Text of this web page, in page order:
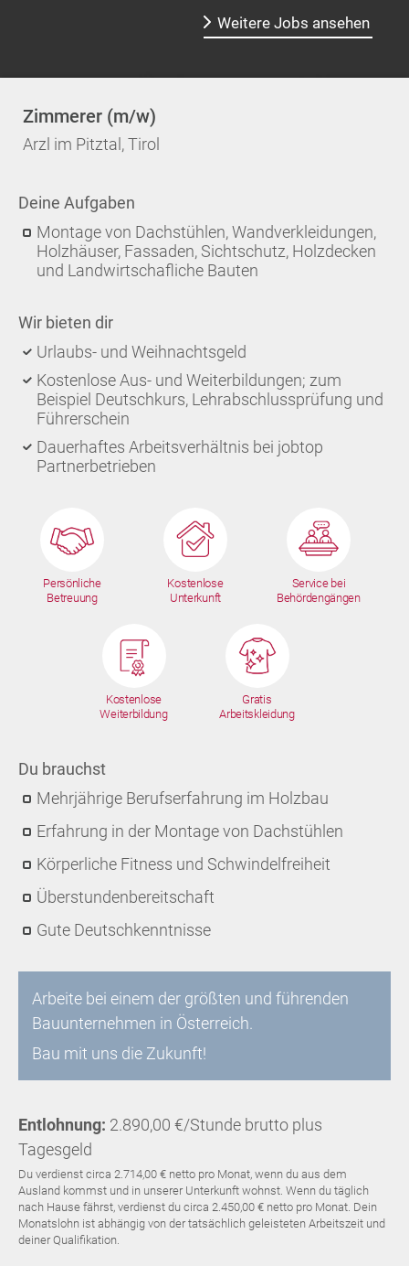
Weitere Jobs ansehen
Zimmerer (m/w)
Arzl im Pitztal, Tirol
Deine Aufgaben
Montage von Dachstühlen, Wandverkleidungen,
Holzhäuser, Fassaden, Sichtschutz, Holzdecken
und Landwirtschafliche Bauten
Wir bieten dir
Urlaubs- und Weihnachtsgeld
Kostenlose Aus- und Weiterbildungen; zum
Beispiel Deutschkurs, Lehrabschlussprüfung und
Führerschein
Dauerhaftes Arbeitsverhältnis bei jobtop
Partnerbetrieben
Persönliche
Betreuung
Kostenlose
Unterkunft
Service bei
Behördengängen
Kostenlose
Weiterbildung
Gratis
Arbeitskleidung
Du brauchst
Mehrjährige Berufserfahrung im Holzbau
Erfahrung in der Montage von Dachstühlen
Körperliche Fitness und Schwindelfreiheit
Überstundenbereitschaft
Gute Deutschkenntnisse
Arbeite bei einem der größten und führenden
Bauunternehmen in Österreich.
Bau mit uns die Zukunft!
Entlohnung: 2.890,00 €/Stunde brutto plus
Tagesgeld
Du verdienst circa 2.714,00 € netto pro Monat, wenn du aus dem
Ausland kommst und in unserer Unterkunft wohnst. Wenn du täglich
nach Hause fährst, verdienst du circa 2.450,00 € netto pro Monat. Dein
Monatslohn ist abhängig von der tatsächlich geleisteten Arbeitszeit und
deiner Qualifikation.